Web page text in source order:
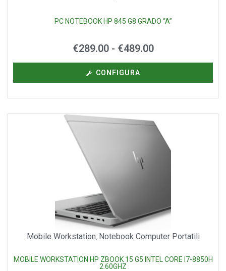
PC NOTEBOOK HP 845 G8 GRADO “A”
€289.00 - €489.00
CONFIGURA
Mobile Workstation Notebook Computer Portatili
MOBILE WORKSTATION HP ZBOOK 15 G5 INTEL CORE I7-8850H
2.60GHZ